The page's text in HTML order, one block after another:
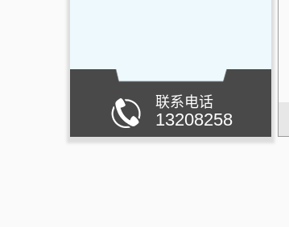
联系电话
13208258